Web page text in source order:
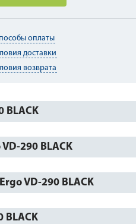
оплаты
доставки
возврата
BLACK
290 BLACK
VD-290 BLACK
BLACK